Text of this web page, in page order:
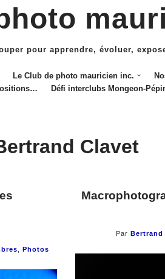
pour apprendre, évoluer,
Le Club de photo mauricien inc.
Défi interclubs Mongeon-
Clavet
Photos
Par Bertrand